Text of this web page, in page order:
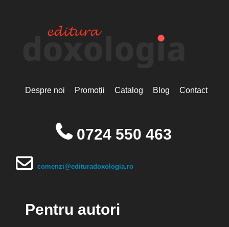
Despre noi Promoții Catalog Blog Contact
0724 550 463
comenzi@edituradoxologia.ro
Pentru autori